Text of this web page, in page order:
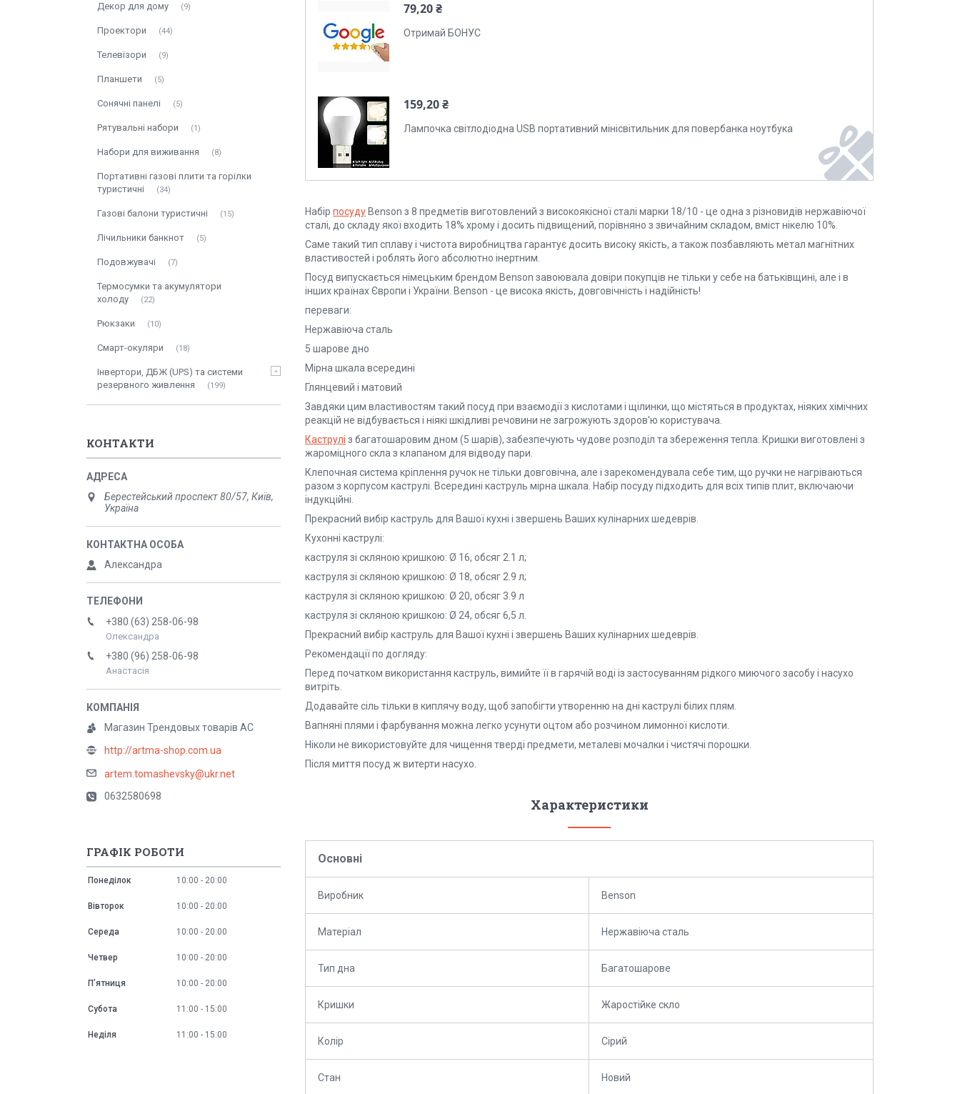
79,20 ₴
Отримай БОНУС
159,20 ₴
Лампочка світлодіодна USB портативний мінісвітильник для повербанка ноутбука
Набір посуду Benson з 8 предметів виготовлений з високоякісної сталі марки 18/10 - це одна з різновидів нержавіючої
сталі, до складу якої входить 18% хрому і досить підвищений, порівняно з звичайним складом, вміст нікелю 10%.
Саме такий тип сплаву і чистота виробництва гарантує досить високу якість, а також позбавляють метал магнітних
властивостей і роблять його абсолютно інертним.
Посуд випускається німецьким брендом Benson завоювала довіри покупців не тільки у себе на батьківщині, але і в
інших країнах Європи і України. Benson - це висока якість, довговічність і надійність!
переваги:
Нержавіюча сталь
5 шарове дно
Мірна шкала всередині
Глянцевий і матовий
Завдяки цим властивостям такий посуд при взаємодії з кислотами і щілинки, що містяться в продуктах, ніяких хімічних
реакцій не відбувається і ніякі шкідливі речовини не загрожують здоров'ю користувача.
Каструлі з багатошаровим дном (5 шарів), забезпечують чудове розподіл та збереження тепла. Кришки виготовлені з
жароміцного скла з клапаном для відводу пари.
Клепочная система кріплення ручок не тільки довговічна, але і зарекомендувала себе тим, що ручки не нагріваються
разом з корпусом каструлі. Всередині каструль мірна шкала. Набір посуду підходить для всіх типів плит, включаючи
індукційні.
Прекрасний вибір каструль для Вашої кухні і звершень Ваших кулінарних шедеврів.
Кухонні каструлі:
каструля зі скляною кришкою: Ø 16, обсяг 2.1 л;
каструля зі скляною кришкою: Ø 18, обсяг 2.9 л;
каструля зі скляною кришкою: Ø 20, обсяг 3.9 л
каструля зі скляною кришкою: Ø 24, обсяг 6,5 л.
Прекрасний вибір каструль для Вашої кухні і звершень Ваших кулінарних шедеврів.
Рекомендації по догляду:
Перед початком використання каструль, вимийте її в гарячій воді із застосуванням рідкого миючого засобу і насухо
витріть.
Додавайте сіль тільки в киплячу воду, щоб запобігти утворенню на дні каструлі білих плям.
Вапняні плями і фарбування можна легко усунути оцтом або розчином лимонної кислоти.
Ніколи не використовуйте для чищення тверді предмети, металеві мочалки і чистячі порошки.
Після миття посуд ж витерти насухо.
Характеристики
Основні
Виробник Benson
Матеріал Нержавіюча сталь
Тип дна Багатошарове
Кришки Жаростійке скло
Колір Сірий
Стан Новий
Декор для дому 9
Проектори 44
Телевізори 9
Планшети 5
Сонячні панелі 5
Рятувальні набори 1
Набори для виживання 8
Портативні газові плити та горілки
туристичні
34
Газові балони туристичні 15
Лічильники банкнот 5
Подовжувачі 7
Термосумки та акумулятори
холоду
22
Рюкзаки 10
Смарт-окуляри 18
Інвертори, ДБЖ (UPS) та системи
резервного живлення
199
КОНТАКТИ
Берестейський проспект 80/57, Київ,
Україна
Александра
+380 (63) 258-06-98
Олександра
+380 (96) 258-06-98
Анастасія
Магазин Трендовых товарів АС
http://artma-shop.com.ua
artem.tomashevsky@ukr.net
0632580698
ГРАФІК РОБОТИ
Понеділок 10:00 20:00
Вівторок 10:00 20:00
Середа 10:00 20:00
Четвер 10:00 20:00
Пʼятниця 10:00 20:00
Субота 11:00 15:00
Неділя 11:00 15:00